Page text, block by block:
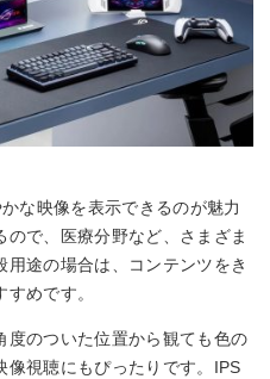
な映像を表示できるのが魅力
で、医療分野など、さまざま
途の場合は、コンテンツをき
めです。
度のついた位置から観ても色の
像視聴にもぴったりです。IPS